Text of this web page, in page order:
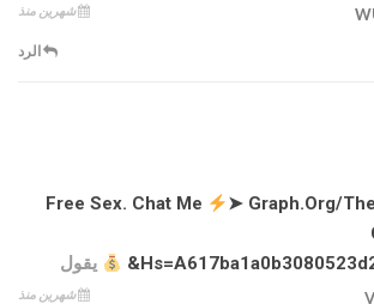
شهرين منذ
الرد
➤ Graph.org/
يقول
شهرين منذ